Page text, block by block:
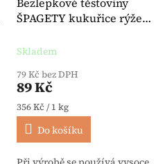
Bezlepkové těstoviny
ŠPAGETY kukuřice rýže
Skladem
79 Kč bez DPH
89 Kč
Měrná cena:
356 Kč / 1 kg
Do košíku